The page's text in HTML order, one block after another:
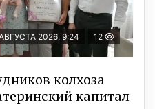
2026, 9:24 12
колхоза
капитал